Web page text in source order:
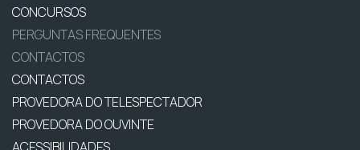
CONCURSOS
PERGUNTAS FREQUENTES
CONTACTOS
CONTACTOS
PROVEDORA DO TELESPECTADOR
PROVEDORA DO OUVINTE